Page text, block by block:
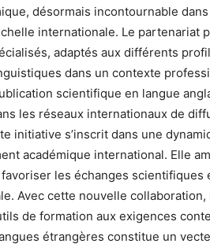
désormais incontournable
internationale. Le
adaptés aux différents
dans un contexte
scientifique en langue
les réseaux internationaux de
initiative s’inscrit dans une
académique international. Elle
les échanges scientifiques
Avec cette nouvelle
de formation aux exigences
étrangères constitue un